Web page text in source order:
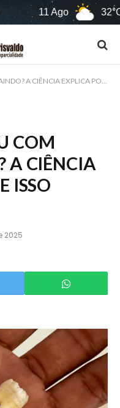
11 Ago 32°C
EXPLICA POR QUE ISSO ACONTECE
COM
A CIÊNCIA
ISSO
2025